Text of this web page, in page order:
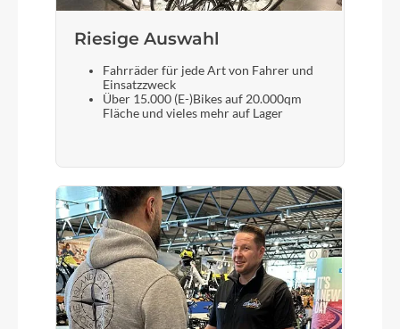
Scheinwerfer
Herrmans H-Black MR9, 180 Lumen, Standlicht
Gepäckträger
Racktime / BGM Allroad Carrier, SnapIt 2.0
System
Steuersatz
Riesige Auswahl
Fahrräder für jede Art von Fahrer und
Einsatzzweck
Über 15.000 (E-)Bikes auf 20.000qm
Fläche und vieles mehr auf Lager